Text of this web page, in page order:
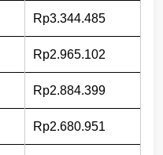
Rp3.344.485
Rp2.965.102
Rp2.884.399
Rp2.680.951